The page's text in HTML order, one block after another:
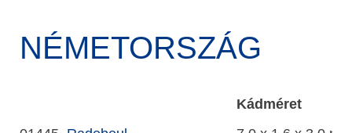
NÉMETORSZÁG
Kádméret